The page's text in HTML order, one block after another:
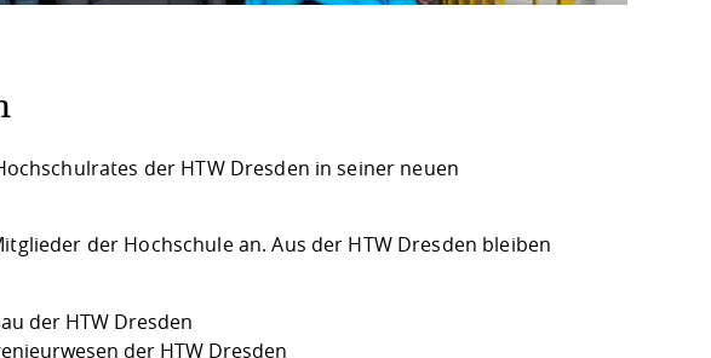
der HTW Dresden in seiner neuen
der Hochschule an. Aus der HTW Dresden bleiben
der HTW Dresden
der HTW Dresden